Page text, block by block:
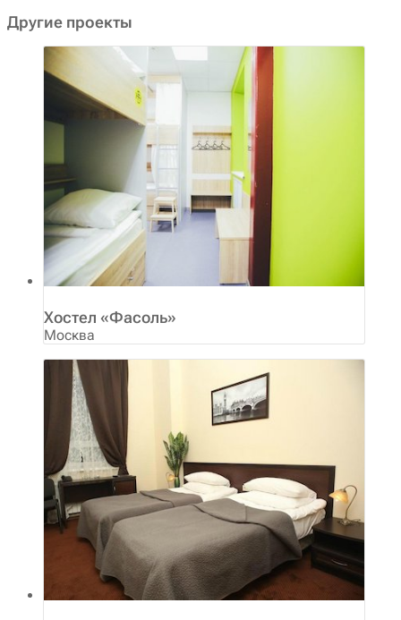
Другие проекты
Хостел «Фасоль»
Москва